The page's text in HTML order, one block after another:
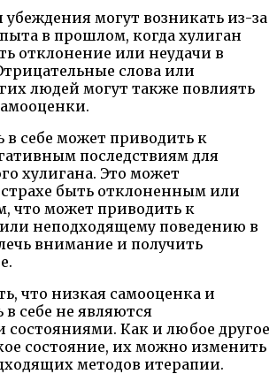
могут возникать из-за
в прошлом, когда хулиган
отклонение или неудачи в
слова или
людей могут также повлиять
в себе может приводить к
последствиям для
хулигана. Это может
страхе быть отклоненным или
что может приводить к
неподходящему поведению в
внимание и получить
что низкая самооценка и
в себе не являются
Как и любое другое
состояние, их можно изменить
методов итерапии.